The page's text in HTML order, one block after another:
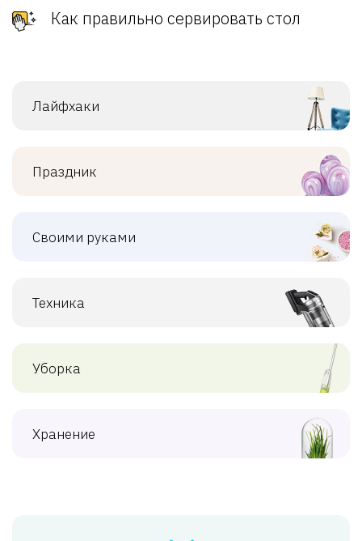
Как правильно сервировать стол
Лайфхаки
Праздник
Своими руками
Техника
Уборка
Хранение